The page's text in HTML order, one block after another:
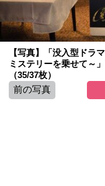
【写真】「没入型ドラ
ミステリーを乗せて～
（35/37枚）
前の写真